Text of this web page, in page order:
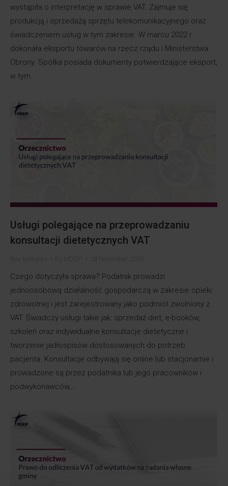
wystąpiła o interpretację w sprawie VAT. Zajmuje się
produkcją i sprzedażą sprzętu telekomunikacyjnego oraz
świadczeniem usług w tym zakresie. W marcu 2022 r.
dokonała eksportu towarów na rzecz rządu i Ministerstwa
Obrony. Spółka posiada dokumenty potwierdzające eksport,
w tym…
Usługi polegające na przeprowadzaniu
konsultacji dietetycznych VAT
Czego dotyczyła sprawa? Podatnik prowadzi
jednoosobową działalność gospodarczą w zakresie opieki
zdrowotnej i jest zarejestrowany jako podmiot zwolniony z
VAT. Świadczy usługi takie jak: sprzedaż diet, e-booków,
szkoleń oraz indywidualne konsultacje dietetyczne i
tworzenie jadłospisów dostosowanych do potrzeb
pacjenta. Konsultacje odbywają się online lub stacjonarnie i
prowadzone są przez podatnika lub jego pracowników i
podwykonawców,…